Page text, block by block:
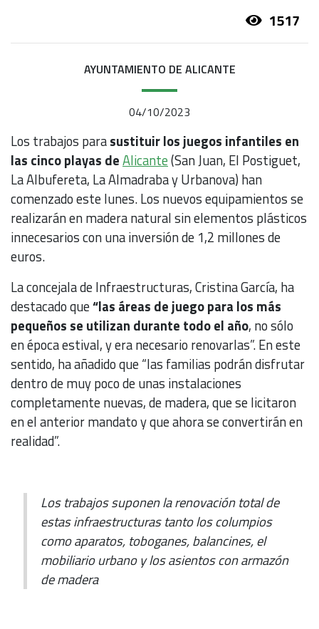
1517
AYUNTAMIENTO DE ALICANTE
04/10/2023
Los trabajos parasustituir los juegos infantiles en
las cinco playas deAlicante(San Juan, El Postiguet,
La Albufereta, La Almadraba y Urbanova) han
comenzado este lunes. Los nuevos equipamientos se
realizarán en madera natural sin elementos plásticos
innecesarios con una inversión de 1,2 millones de
euros.
La concejala de Infraestructuras, Cristina García, ha
destacado que“las áreas de juego para los más
pequeños se utilizan durante todo el año, no sólo
en época estival, y era necesario renovarlas”. En este
sentido, ha añadido que “las familias podrán disfrutar
dentro de muy poco de unas instalaciones
completamente nuevas, de madera, que se licitaron
en el anterior mandato y que ahora se convertirán en
realidad”.
Los trabajos suponen la renovación total de
estas infraestructuras tanto los columpios
como aparatos, toboganes, balancines, el
mobiliario urbano y los asientos con armazón
de madera